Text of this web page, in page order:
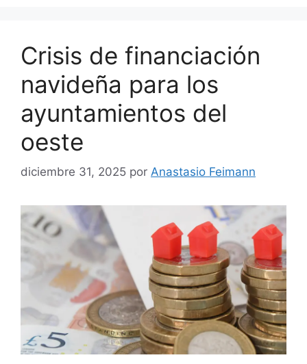
Crisis de financiación
navideña para los
ayuntamientos del
oeste
diciembre 31, 2025 por Anastasio Feimann